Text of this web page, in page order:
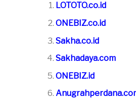
LOTOTO.co.id
ONEBIZ.co.id
Sakha.co.id
Sakhadaya.com
ONEBIZ.id